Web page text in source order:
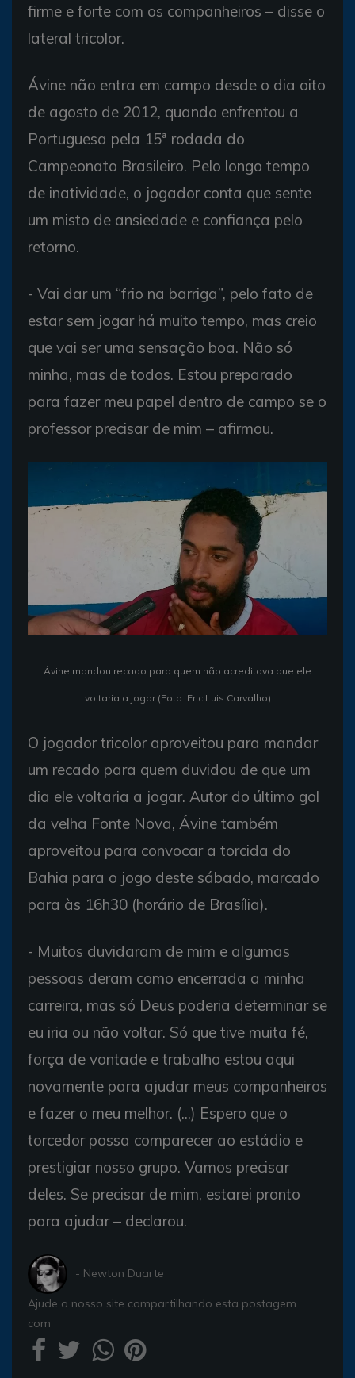
firme e forte com os companheiros – disse o
lateral tricolor.
Ávine não entra em campo desde o dia oito
de agosto de 2012, quando enfrentou a
Portuguesa pela 15ª rodada do
Campeonato Brasileiro. Pelo longo tempo
de inatividade, o jogador conta que sente
um misto de ansiedade e confiança pelo
retorno.
- Vai dar um “frio na barriga”, pelo fato de
estar sem jogar há muito tempo, mas creio
que vai ser uma sensação boa. Não só
minha, mas de todos. Estou preparado
para fazer meu papel dentro de campo se o
professor precisar de mim – afirmou.
Ávine mandou recado para quem não acreditava que ele
voltaria a jogar (Foto: Eric Luis Carvalho)
O jogador tricolor aproveitou para mandar
um recado para quem duvidou de que um
dia ele voltaria a jogar. Autor do último gol
da velha Fonte Nova, Ávine também
aproveitou para convocar a torcida do
Bahia para o jogo deste sábado, marcado
para às 16h30 (horário de Brasília).
- Muitos duvidaram de mim e algumas
pessoas deram como encerrada a minha
carreira, mas só Deus poderia determinar se
eu iria ou não voltar. Só que tive muita fé,
força de vontade e trabalho estou aqui
novamente para ajudar meus companheiros
e fazer o meu melhor. (...) Espero que o
torcedor possa comparecer ao estádio e
prestigiar nosso grupo. Vamos precisar
deles. Se precisar de mim, estarei pronto
para ajudar – declarou.
- Newton Duarte
Ajude o nosso site compartilhando esta postagem
com